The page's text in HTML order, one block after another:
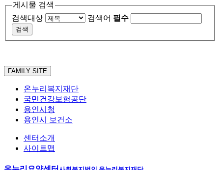
게시물 검색
검색대상
검색어 필수
FAMILY SITE
온누리복지재단
국민건강보험공단
용인시청
용인시 보건소
센터소개
사이트맵